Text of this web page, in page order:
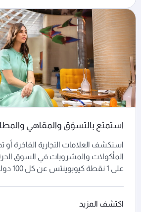
استمتع بالتسوّق والمقاهي
استكشف العلامات التجارية الفاخرة
المأكولات والمشروبات في السوق
على 1 نقطة كيوبوينتس عن كل 100 دولار أمريكي تنفقها.
اكتشف المزيد